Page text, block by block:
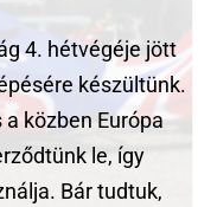
4. hétvégéje jött
készültünk.
közben Európa
le, így
Bár tudtuk,